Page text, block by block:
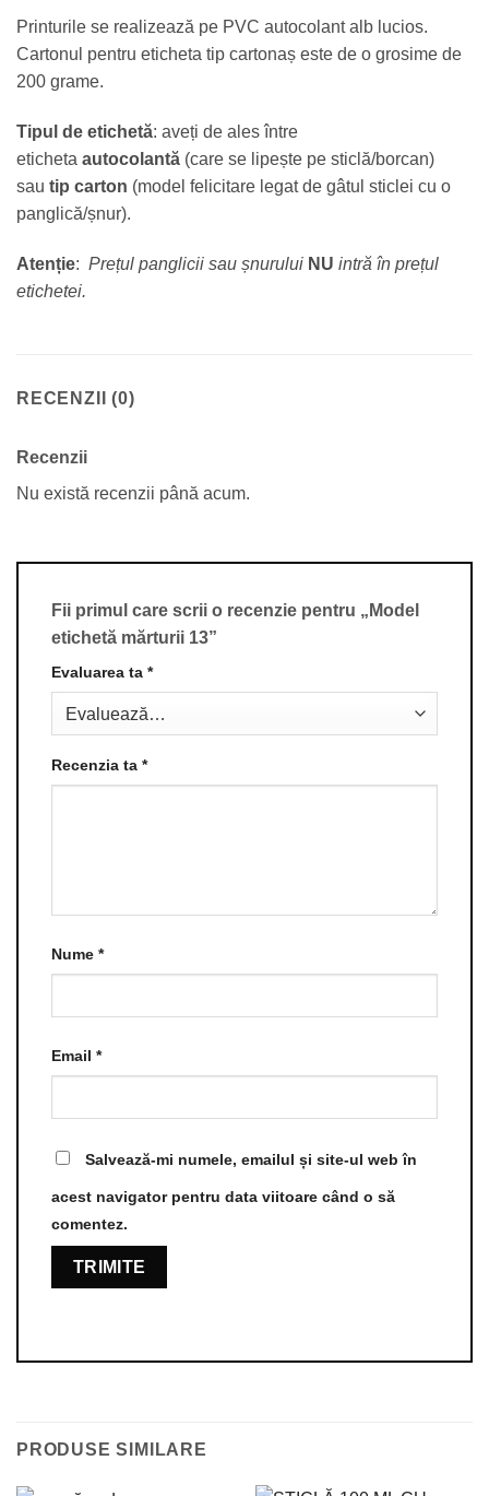
Printurile se realizează pe PVC autocolant alb lucios.
Cartonul pentru eticheta tip cartonaș este de o grosime de
200 grame.
Tipul de etichetă: aveți de ales între
eticheta autocolantă (care se lipește pe sticlă/borcan)
sau tip carton (model felicitare legat de gâtul sticlei cu o
panglică/șnur).
Atenție: Prețul panglicii sau șnurului NU intră în prețul
etichetei.
RECENZII (0)
Recenzii
Nu există recenzii până acum.
Fii primul care scrii o recenzie pentru „Model
etichetă mărturii 13”
Evaluarea ta *
Recenzia ta *
Nume *
Email *
Salvează-mi numele, emailul și site-ul web în
acest navigator pentru data viitoare când o să
comentez.
PRODUSE SIMILARE